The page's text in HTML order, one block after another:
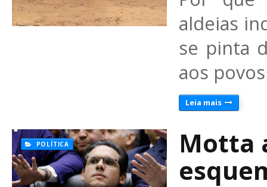
aldeias
se pinta
aos
Leia mais
POLÍTICA
Motta